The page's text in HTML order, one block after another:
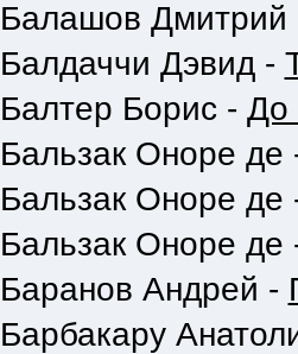
Балашов
Балдаччи Дэвид -
Балтер Борис - До
Бальзак Оноре
Бальзак Оноре
Бальзак Оноре
Баранов Андрей -
Барбакару